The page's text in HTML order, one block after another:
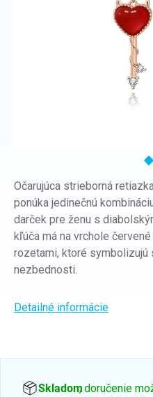
Očarujúca strieborná
ponúka jedinečnú
darček pre ženu s
kľúča má na vrchole
rozetami, ktoré symbolizujú
nezbednosti.
Detailné informácie
Skladom, doručenie